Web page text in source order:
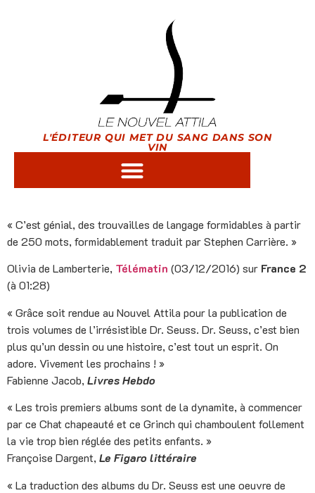
L'ÉDITEUR QUI MET DU SANG DANS SON
VIN
« C’est génial, des trouvailles de langage formidables à partir
de 250 mots, formidablement traduit par Stephen Carrière. »
Olivia de Lamberterie, Télématin (03/12/2016) sur France 2
(à 01:28)
« Grâce soit rendue au Nouvel Attila pour la publication de
trois volumes de l’irrésistible Dr. Seuss. Dr. Seuss, c’est bien
plus qu’un dessin ou une histoire, c’est tout un esprit. On
adore. Vivement les prochains ! »
Fabienne Jacob, Livres Hebdo
« Les trois premiers albums sont de la dynamite, à commencer
par ce Chat chapeauté et ce Grinch qui chamboulent follement
la vie trop bien réglée des petits enfants. »
Françoise Dargent, Le Figaro littéraire
« La traduction des albums du Dr. Seuss est une oeuvre de